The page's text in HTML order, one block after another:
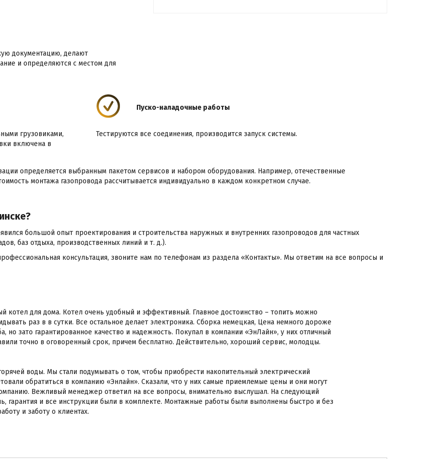
документацию, делают
и определяются с местом для
грузовиками,
включена в
Пуско-наладочные работы
Тестируются все соединения, производится запуск системы.
определяется выбранным пакетом сервисов и набором оборудования. Например, отечественные
монтажа газопровода рассчитывается индивидуально в каждом конкретном случае.
большой опыт проектирования и строительства наружных и внутренних газопроводов для частных
баз отдыха, производственных линий и т. д.).
консультация, звоните нам по телефонам из раздела «Контакты». Мы ответим на все вопросы и
котел для дома. Котел очень удобный и эффективный. Главное достоинство – топить можно
раз в в сутки. Все остальное делает электроника. Сборка немецкая, Цена немного дороже
но зато гарантированное качество и надежность. Покупал в компании «ЭнЛайн», у них отличный
точно в оговоренный срок, причем бесплатно. Действительно, хороший сервис, молодцы.
воды. Мы стали подумывать о том, чтобы приобрести накопительный электрический
обратиться в компанию «Энлайн». Сказали, что у них самые приемлемые цены и они могут
Вежливый менеджер ответил на все вопросы, внимательно выслушал. На следующий
гарантия и все инструкции были в комплекте. Монтажные работы были выполнены быстро и без
и заботу о клиентах.